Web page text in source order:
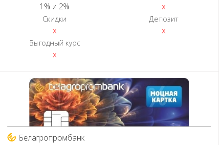
1% и 2% x
Скидки
x
Депозит
x
Выгодный курс
x
Белагропромбанк